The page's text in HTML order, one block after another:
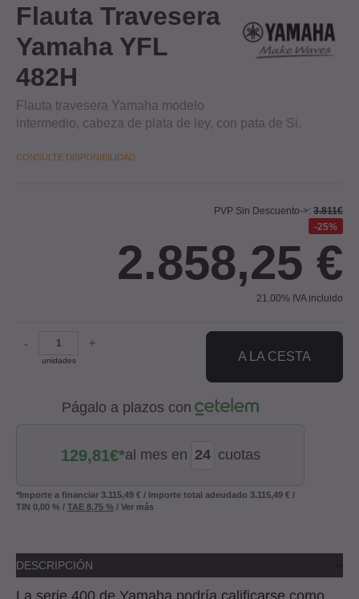
Flauta Travesera
Yamaha YFL
482H
Flauta travesera Yamaha modelo
intermedio, cabeza de plata de ley, con pata de Si.
CONSULTE DISPONIBILIDAD
PVP Sin Descuento->: 3.811€
25%
2.858,25 €
21.00% IVA incluido
-
unidades
+
A LA CESTA
Págalo a plazos con
129,81€*al mes en cuotas
*Importe a financiar 3.115,49 € / Importe total adeudado 3.115,49 € /
TIN 0,00 % / TAE 8,75 % / Ver más
DESCRIPCIÓN
La serie 400 de Yamaha podría calificarse como